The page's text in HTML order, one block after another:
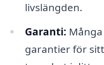
livslängden.
Garanti:
garantier för